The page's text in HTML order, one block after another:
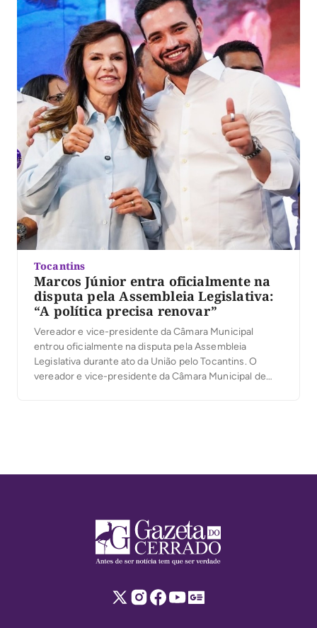
apoiadores que participaram […]
Tocantins
Marcos Júnior entra oficialmente na
disputa pela Assembleia Legislativa:
“A política precisa renovar”
Vereador e vice-presidente da Câmara Municipal
entrou oficialmente na disputa pela Assembleia
Legislativa durante ato da União pelo Tocantins. O
vereador e vice-presidente da Câmara Municipal de